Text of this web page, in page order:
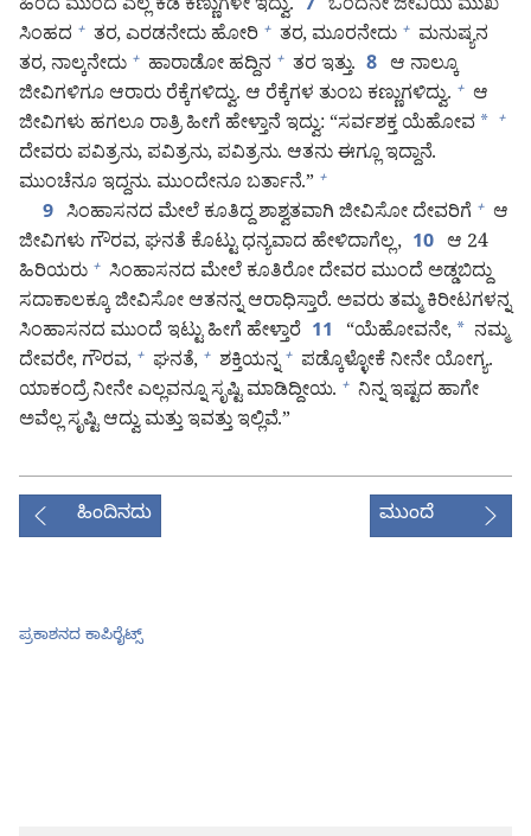
ಹಿಂದೆ ಮುಂದೆ ಎಲ್ಲ ಕಡೆ ಕಣ್ಣುಗಳೇ ಇದ್ವು. 7 ಒಂದನೇ ಜೀವಿಯ ಮುಖ
ಸಿಂಹದ + ತರ, ಎರಡನೇದು ಹೋರಿ + ತರ, ಮೂರನೇದು + ಮನುಷ್ಯನ
ತರ, ನಾಲ್ಕನೇದು + ಹಾರಾಡೋ ಹದ್ದಿನ + ತರ ಇತ್ತು. 8 ಆ ನಾಲ್ಕೂ
ಜೀವಿಗಳಿಗೂ ಆರಾರು ರೆಕ್ಕೆಗಳಿದ್ವು. ಆ ರೆಕ್ಕೆಗಳ ತುಂಬ ಕಣ್ಣುಗಳಿದ್ವು. + ಆ
ಜೀವಿಗಳು ಹಗಲೂ ರಾತ್ರಿ ಹೀಗೆ ಹೇಳ್ತಾನೆ ಇದ್ವು: “ಸರ್ವಶಕ್ತ ಯೆಹೋವ * +
ದೇವರು ಪವಿತ್ರನು, ಪವಿತ್ರನು, ಪವಿತ್ರನು. ಆತನು ಈಗ್ಲೂ ಇದ್ದಾನೆ.
ಮುಂಚೆನೂ ಇದ್ದನು. ಮುಂದೇನೂ ಬರ್ತಾನೆ.” +
9 ಸಿಂಹಾಸನದ ಮೇಲೆ ಕೂತಿದ್ದ ಶಾಶ್ವತವಾಗಿ ಜೀವಿಸೋ ದೇವರಿಗೆ + ಆ
ಜೀವಿಗಳು ಗೌರವ, ಘನತೆ ಕೊಟ್ಟು ಧನ್ಯವಾದ ಹೇಳಿದಾಗೆಲ್ಲ, 10 ಆ 24
ಹಿರಿಯರು + ಸಿಂಹಾಸನದ ಮೇಲೆ ಕೂತಿರೋ ದೇವರ ಮುಂದೆ ಅಡ್ಡಬಿದ್ದು
ಸದಾಕಾಲಕ್ಕೂ ಜೀವಿಸೋ ಆತನನ್ನ ಆರಾಧಿಸ್ತಾರೆ. ಅವರು ತಮ್ಮ ಕಿರೀಟಗಳನ್ನ
ಸಿಂಹಾಸನದ ಮುಂದೆ ಇಟ್ಟು ಹೀಗೆ ಹೇಳ್ತಾರೆ 11 “ಯೆಹೋವನೇ, * ನಮ್ಮ
ದೇವರೇ, ಗೌರವ, + ಘನತೆ, + ಶಕ್ತಿಯನ್ನ + ಪಡ್ಕೊಳ್ಳೋಕೆ ನೀನೇ ಯೋಗ್ಯ.
ಯಾಕಂದ್ರೆ ನೀನೇ ಎಲ್ಲವನ್ನೂ ಸೃಷ್ಟಿ ಮಾಡಿದ್ದೀಯ. + ನಿನ್ನ ಇಷ್ಟದ ಹಾಗೇ
ಅವೆಲ್ಲ ಸೃಷ್ಟಿ ಆದ್ವು ಮತ್ತು ಇವತ್ತು ಇಲ್ಲಿವೆ.”
ಹಿಂದಿನದು ಮುಂದೆ
ಪ್ರಕಾಶನದ ಕಾಪಿರೈಟ್ಸ್‌